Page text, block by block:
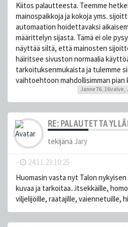
Kiitos palautteesta. Teemme
mainospaikkoja ja kokoja yms.
automaation hoidettavaksi
määrittelyn sijasta. Tämä ei ole
näyttää siltä, että mainosten
häiritsee sivuston normaalia
tarkoituksenmukaista ja tulemme
vaihtoehtoon mahdollisimman pian
Janne76, 16valve,
RE: PALAUTETTA
tekijänä Jary
- 24.11.23 10:25
Huomasin vasta nyt Talon
kuvaa ja tarkoitaa...itsekkäille,
viljelijöille, raatajille, vaiennetuille,